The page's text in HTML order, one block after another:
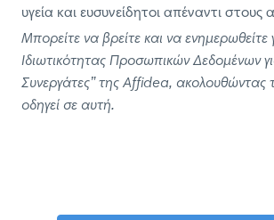
υγεία και ευσυνείδητοι απέναντι
Μπορείτε να βρείτε και να ενημερωθείτε
Ιδιωτικότητας Προσωπικών Δεδομένων
Συνεργάτες” της Affidea, ακολουθώντας
οδηγεί σε αυτή.